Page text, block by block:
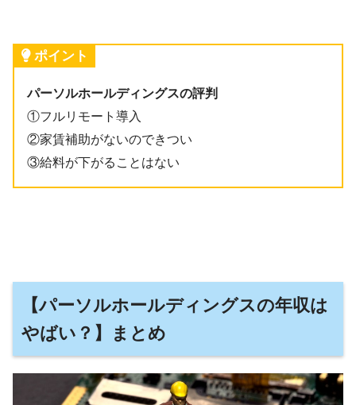
ポイント
パーソルホールディングスの評判
①フルリモート導入
②家賃補助がないのできつい
③給料が下がることはない
【パーソルホールディングスの年収は
やばい？】まとめ